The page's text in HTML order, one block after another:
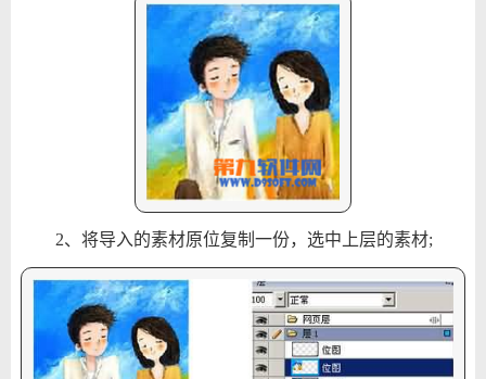
2、将导入的素材原位复制一份，选中上层的素材;